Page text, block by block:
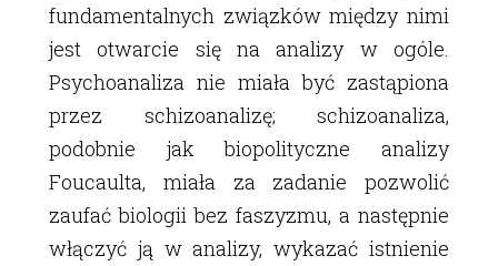
fundamentalnych związków między nimi
jest otwarcie się na analizy w ogóle.
Psychoanaliza nie miała być zastąpiona
przez schizoanalizę; schizoanaliza,
podobnie jak biopolityczne analizy
Foucaulta, miała za zadanie pozwolić
zaufać biologii bez faszyzmu, a następnie
włączyć ją w analizy, wykazać istnienie